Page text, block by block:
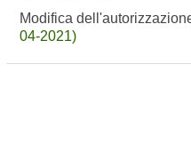
Modifica
04-2021)